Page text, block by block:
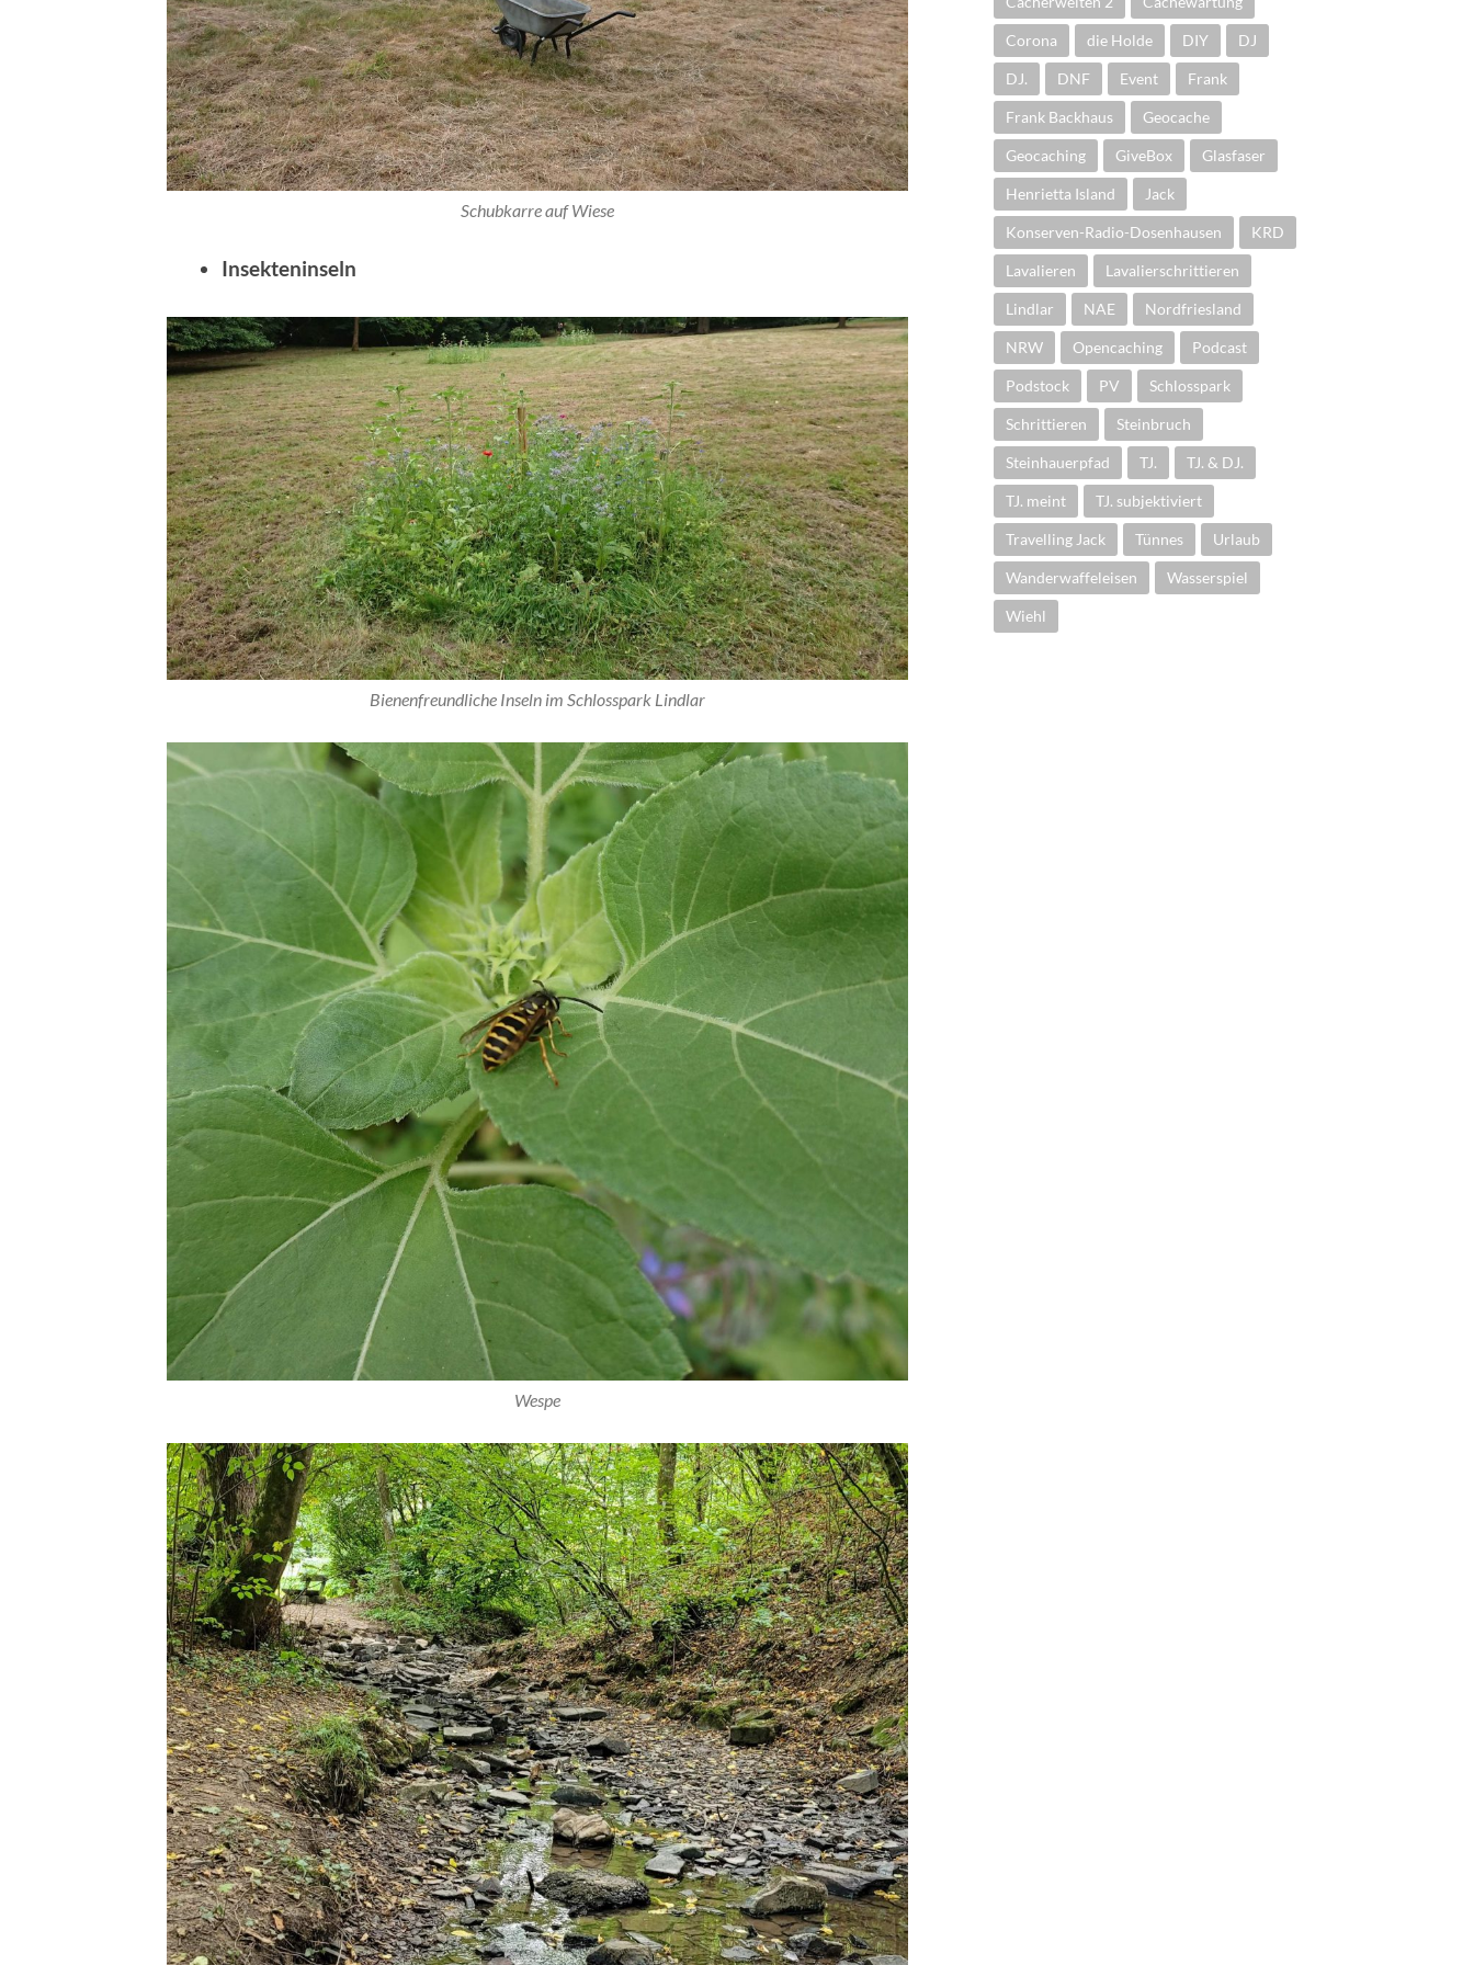
Schubkarre auf Wiese
Insekteninseln
Bienenfreundliche Inseln im Schlosspark Lindlar
Wespe
Corona die Holde DIY DJ
DJ. DNF Event Frank
Frank Backhaus Geocache
Geocaching GiveBox Glasfaser
Henrietta Island Jack
Konserven-Radio-Dosenhausen KRD
Lavalieren Lavalierschrittieren
Lindlar NAE Nordfriesland
NRW Opencaching Podcast
Podstock PV Schlosspark
Schrittieren Steinbruch
Steinhauerpfad TJ. TJ. & DJ.
TJ. meint TJ. subjektiviert
Travelling Jack Tünnes Urlaub
Wanderwaffeleisen Wasserspiel
Wiehl